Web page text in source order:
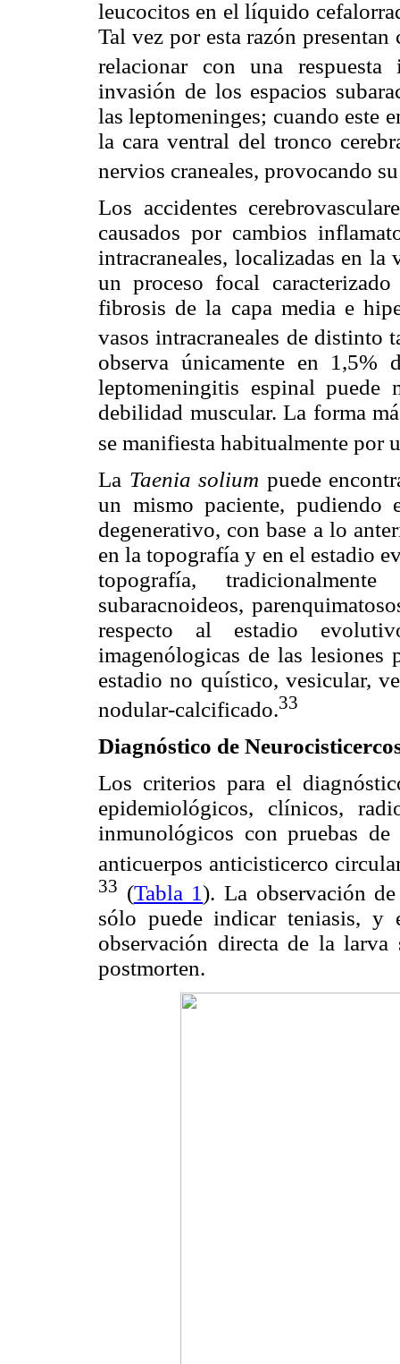
leucocitos en el líquido
Tal vez por esta razón presentan
relacionar con una
invasión de los espacios
las leptomeninges; cuando este
la cara ventral del tronco
nervios craneales, provocando
Los accidentes
causados por cambios
intracraneales, localizadas en la
un proceso focal
fibrosis de la capa media e
vasos intracraneales de distinto
observa únicamente en 1,5%
leptomeningitis espinal puede
debilidad muscular. La forma
se manifiesta habitualmente por
La Taenia solium puede
un mismo paciente, pudiendo
degenerativo, con base a lo
en la topografía y en el estadio
topografía,
subaracnoideos,
respecto al estadio
imagenólogicas de las
estadio no quístico, vesicular,
nodular-calcificado.33
Diagnóstico de
Los criterios para el
epidemiológicos, clínicos,
inmunológicos con pruebas
anticuerpos anticisticerco
33 (Tabla 1). La observación
sólo puede indicar teniasis, y
observación directa de la
postmorten.